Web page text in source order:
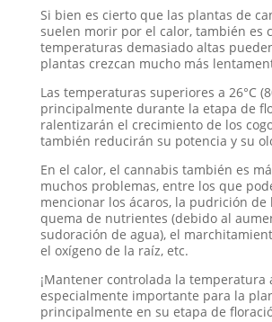
Si bien es cierto que las plantas de
suelen morir por el calor, también es
temperaturas demasiado altas
plantas crezcan mucho más
Las temperaturas superiores a 26°C
principalmente durante la etapa de
ralentizarán el crecimiento de los
también reducirán su potencia y su
En el calor, el cannabis también es
muchos problemas, entre los que
mencionar los ácaros, la pudrición de
quema de nutrientes (debido al
sudoración de agua), el
el oxígeno de la raíz, etc.
¡Mantener controlada la temperatura
especialmente importante para la
principalmente en su etapa de